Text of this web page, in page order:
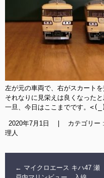
左が元の車両で、右がスカートを
それなりに見栄えは良くなったと
一旦、今日はここまでです。
2020年7月1日 カテゴリー :
理人
← マイクロエース キハ47 瀬